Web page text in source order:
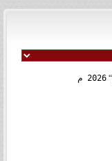
2026 م